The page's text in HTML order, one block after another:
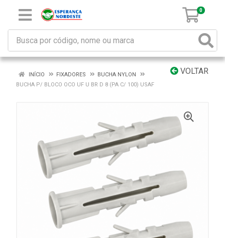
0
VOLTAR
INÍCIO FIXADORES
BUCHA NYLON
BUCHA P/ BLOCO OCO UF U BR D 8 (PA C/ 100) USAF